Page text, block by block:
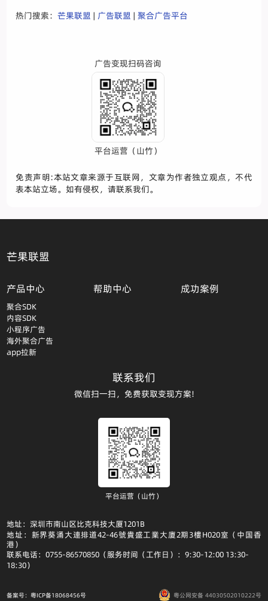
热门搜索：芒果联盟 |广告联盟 |聚合广告平台
广告变现扫码咨询
平台运营（山竹）
免责声明:本站文章来源于互联网，文章为作者独立观点，不代
表本站立场。如有侵权，请联系我们。
芒果联盟
产品中心
聚合SDK
内容SDK
小程序广告
海外聚合广告
app拉新
帮助中心 成功案例
联系我们
微信扫一扫，免费获取变现方案!
平台运营（山竹）
地址：深圳市南山区比克科技大厦1201B
地址：新界葵涌大連排道42-46號貴盛工業大廈2期3樓H020室（中国香
港）
联系电话：0755-86570850（服务时间（工作日）：9:30-12:00 13:30-
18:30）
备案号：粤ICP备18068456号 粤公网安备 44030502010222号